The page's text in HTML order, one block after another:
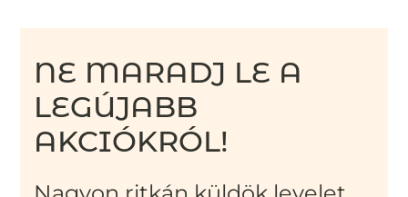
NE MARADJ LE A
LEGÚJABB
AKCIÓKRÓL!